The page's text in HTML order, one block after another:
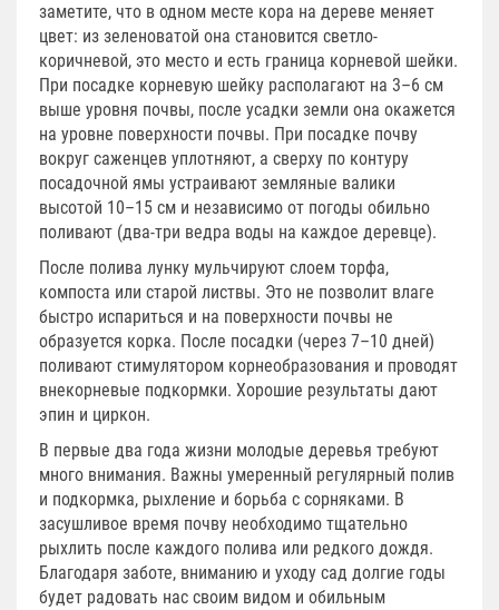
заметите, что в одном месте кора на дереве меняет
цвет: из зеленоватой она становится светло-
коричневой, это место и есть граница корневой шейки.
При посадке корневую шейку располагают на 3–6 см
выше уровня почвы, после усадки земли она окажется
на уровне поверхности почвы. При посадке почву
вокруг саженцев уплотняют, а сверху по контуру
посадочной ямы устраивают земляные валики
высотой 10–15 см и независимо от погоды обильно
поливают (два-три ведра воды на каждое деревце).
После полива лунку мульчируют слоем торфа,
компоста или старой листвы. Это не позволит влаге
быстро испариться и на поверхности почвы не
образуется корка. После посадки (через 7–10 дней)
поливают стимулятором корнеобразования и проводят
внекорневые подкормки. Хорошие результаты дают
эпин и циркон.
В первые два года жизни молодые деревья требуют
много внимания. Важны умеренный регулярный полив
и подкормка, рыхление и борьба с сорняками. В
засушливое время почву необходимо тщательно
рыхлить после каждого полива или редкого дождя.
Благодаря заботе, вниманию и уходу сад долгие годы
будет радовать нас своим видом и обильным